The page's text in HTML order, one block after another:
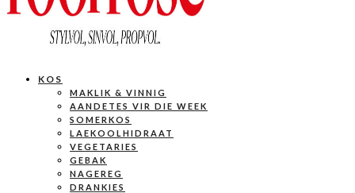
KOS
MAKLIK & VINNIG
AANDETES VIR DIE WEEK
SOMERKOS
LAEKOOLHIDRAAT
VEGETARIES
GEBAK
NAGEREG
DRANKIES